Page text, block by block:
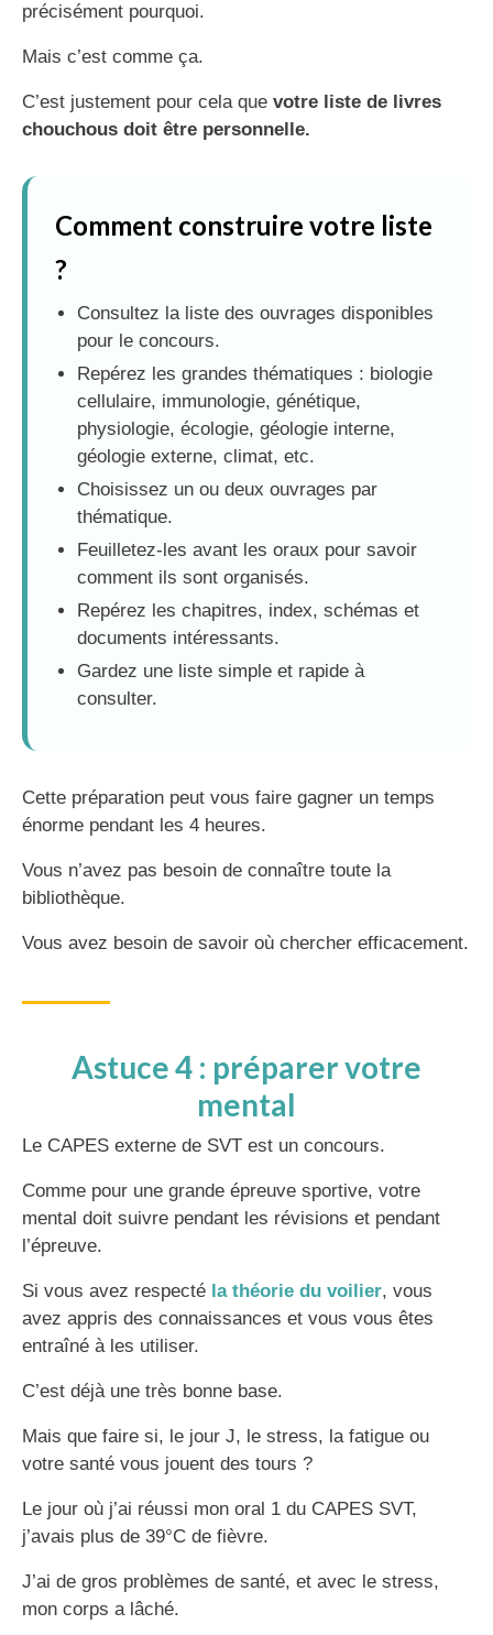
précisément pourquoi.
Mais c’est comme ça.
C’est justement pour cela que votre liste de livres
chouchous doit être personnelle.
Comment construire votre liste
?
Consultez la liste des ouvrages disponibles
pour le concours.
Repérez les grandes thématiques : biologie
cellulaire, immunologie, génétique,
physiologie, écologie, géologie interne,
géologie externe, climat, etc.
Choisissez un ou deux ouvrages par
thématique.
Feuilletez-les avant les oraux pour savoir
comment ils sont organisés.
Repérez les chapitres, index, schémas et
documents intéressants.
Gardez une liste simple et rapide à
consulter.
Cette préparation peut vous faire gagner un temps
énorme pendant les 4 heures.
Vous n’avez pas besoin de connaître toute la
bibliothèque.
Vous avez besoin de savoir où chercher efficacement.
Astuce 4 : préparer votre
mental
Le CAPES externe de SVT est un concours.
Comme pour une grande épreuve sportive, votre
mental doit suivre pendant les révisions et pendant
l’épreuve.
Si vous avez respecté la théorie du voilier, vous
avez appris des connaissances et vous vous êtes
entraîné à les utiliser.
C’est déjà une très bonne base.
Mais que faire si, le jour J, le stress, la fatigue ou
votre santé vous jouent des tours ?
Le jour où j’ai réussi mon oral 1 du CAPES SVT,
j’avais plus de 39°C de fièvre.
J’ai de gros problèmes de santé, et avec le stress,
mon corps a lâché.